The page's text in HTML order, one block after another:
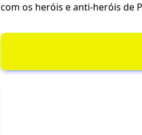
com os heróis e anti-heróis de